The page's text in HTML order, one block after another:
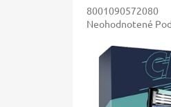
8001090572080
Priemerné
produktu
Neohodnotené